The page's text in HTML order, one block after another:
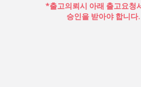
*출고의뢰시 아래 출고요청
승인을 받아야 합니다